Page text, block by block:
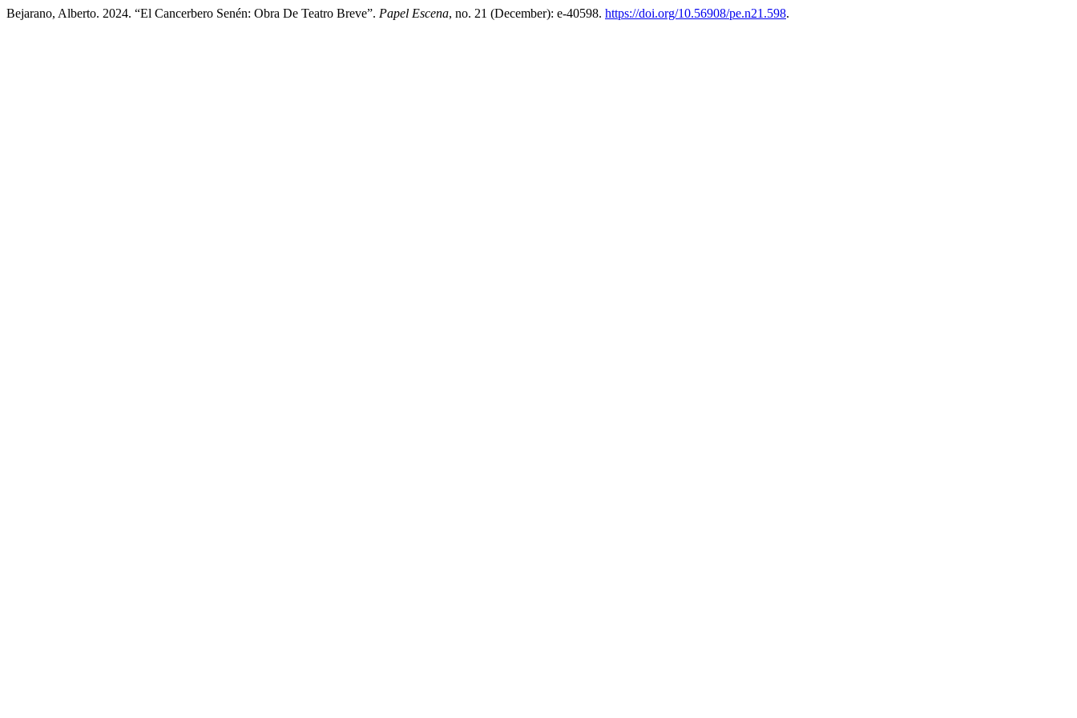
Bejarano, Alberto. 2024. “El Cancerbero Senén: Obra De Teatro Breve”. Papel Escena, no. 21 (December): e-40598. https://doi.org/10.56908/pe.n21.598.